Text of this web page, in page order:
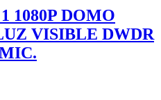
1080P DOMO
VISIBLE DWDR